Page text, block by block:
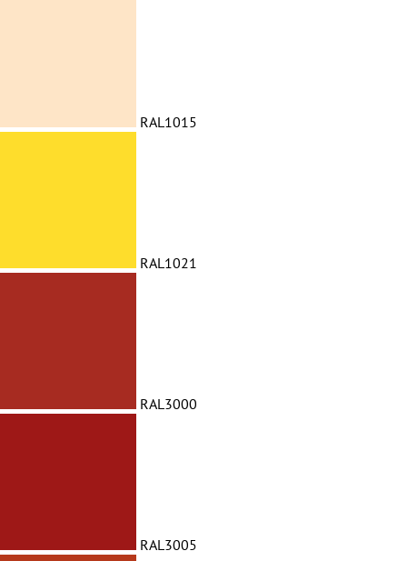
RAL1015
RAL1021
RAL3000
RAL3005